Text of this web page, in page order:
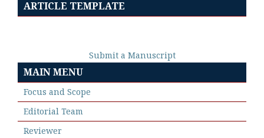
ARTICLE TEMPLATE
Submit a Manuscript
MAIN MENU
Focus and Scope
Editorial Team
Reviewer